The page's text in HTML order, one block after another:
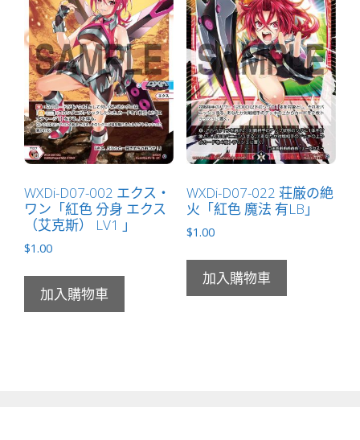
WXDi-D07-002 エクス・
ワン「紅色 分身 エクス
（艾克斯） LV1 」
$1.00
加入購物車
WXDi-D07-022 荘厳の絶
火「紅色 魔法 有LB」
$1.00
加入購物車